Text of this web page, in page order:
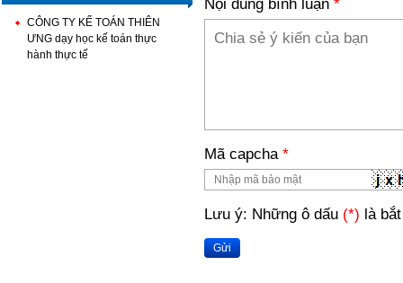
CÔNG TY KẾ TOÁN THIÊN
ƯNG dạy học kế toán thực
hành thực tế
Nội dung bình luận *
Mã capcha *
Lưu ý: Những ô dấu (*) là
Gửi